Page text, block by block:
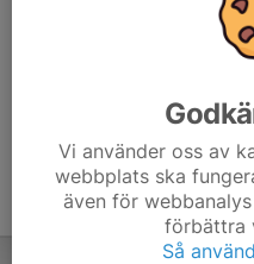
Vi använder oss av
webbplats ska
även för
förbättra
Så